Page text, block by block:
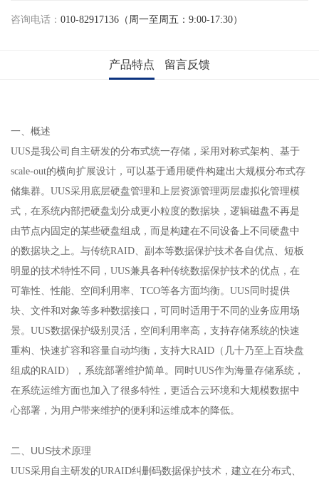
咨询电话： 010-82917136（周一至周五：9:00-17:30）
产品特点 留言反馈
一、概述
UUS是我公司自主研发的分布式统一存储，采用对称式架构、基于
scale-out的横向扩展设计，可以基于通用硬件构建出大规模分布式存
储集群。UUS采用底层硬盘管理和上层资源管理两层虚拟化管理模
式，在系统内部把硬盘划分成更小粒度的数据块，逻辑磁盘不再是
由节点内固定的某些硬盘组成，而是构建在不同设备上不同硬盘中
的数据块之上。与传统RAID、副本等数据保护技术各自优点、短板
明显的技术特性不同，UUS兼具各种传统数据保护技术的优点，在
可靠性、性能、空间利用率、TCO等各方面均衡。UUS同时提供
块、文件和对象等多种数据接口，可同时适用于不同的业务应用场
景。UUS数据保护级别灵活，空间利用率高，支持存储系统的快速
重构、快速扩容和容量自动均衡，支持大RAID（几十乃至上百块盘
组成的RAID），系统部署维护简单。同时UUS作为海量存储系统，
在系统运维方面也加入了很多特性，更适合云环境和大规模数据中
心部署，为用户带来维护的便利和运维成本的降低。
二、UUS技术原理
UUS采用自主研发的URAID纠删码数据保护技术，建立在分布式、